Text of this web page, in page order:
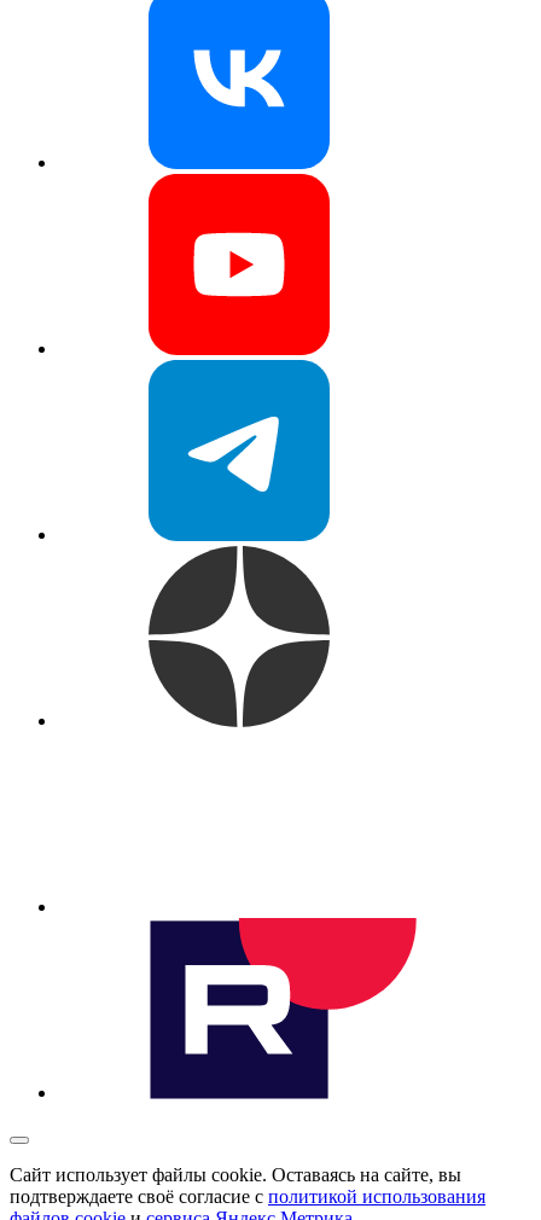
Сайт использует файлы cookie. Оставаясь на сайте, вы
подтверждаете своё согласие с политикой использования